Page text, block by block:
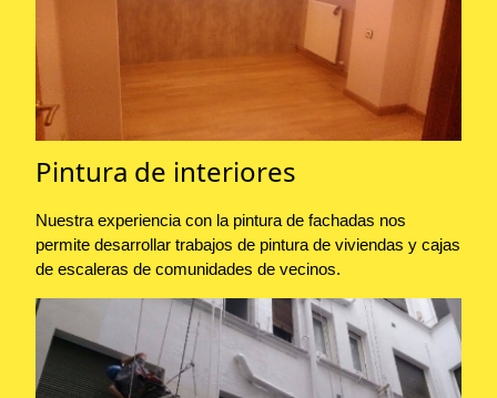
Pintura de interiores
Nuestra experiencia con la pintura de fachadas nos
permite desarrollar trabajos de pintura de viviendas y cajas
de escaleras de comunidades de vecinos.